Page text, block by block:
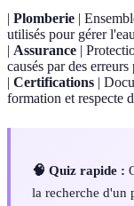
| Plomberie |
utilisés pour gérer
| Assurance |
causés par des
| Certifications |
formation et respecte
🧠 Quiz rapide :
la recherche d'un